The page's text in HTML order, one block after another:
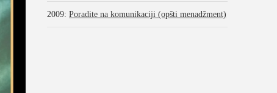
2009:Poradite na komunikaciji (opšti menadžment)